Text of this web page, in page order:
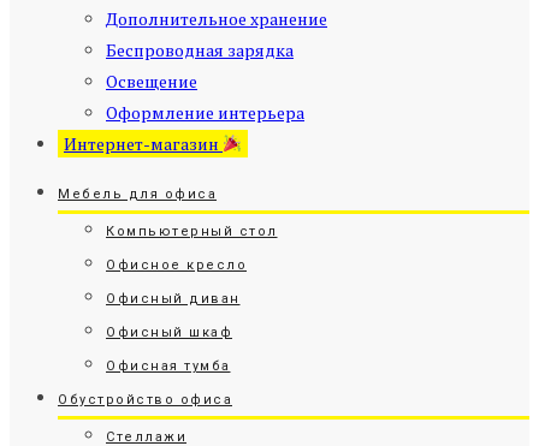
Дополнительное хранение
Беспроводная зарядка
Освещение
Оформление интерьера
Интернет-магазин
Мебель для офиса
Компьютерный стол
Офисное кресло
Офисный диван
Офисный шкаф
Офисная тумба
Обустройство офиса
Стеллажи